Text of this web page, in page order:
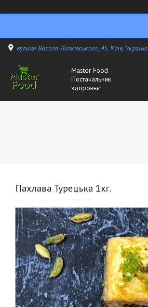
вулиця Василя Липківського, 45, Київ, Україна
Master Food -
Постачальник
здоровья!
Пахлава Турецька 1кг.